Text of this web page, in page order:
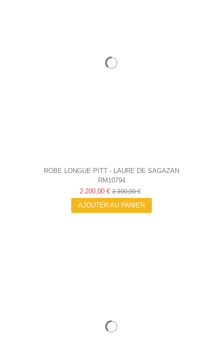
ROBE LONGUE PITT - LAURE DE SAGAZAN
RM10794
2 200,00 € 3 300,00 €
AJOUTER AU PANIER